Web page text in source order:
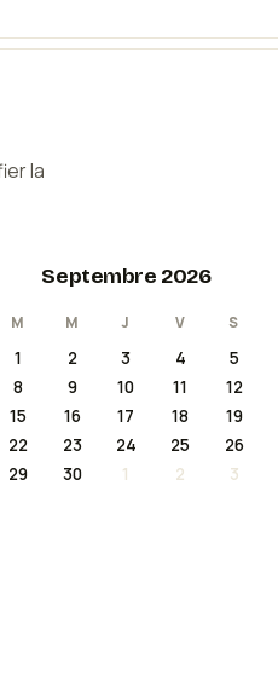
la
Septembre 2026
M M J V S
1 2 3 4 5
8 9 10 11 12
15 16 17 18 19
22 23 24 25 26
29 30 1 2 3